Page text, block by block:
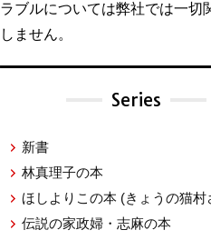
ラブルについては弊社では一切
しません。
Series
新書
林真理子の本
ほしよりこの本 (きょうの猫村
伝説の家政婦・志麻の本